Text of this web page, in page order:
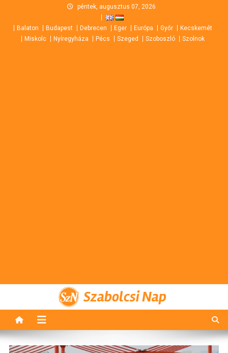
content
péntek, augusztus 07, 2026
Balaton Budapest Debrecen Eger Európa Győr
Kecskemét
Miskolc
Nyíregyháza Pécs Szeged Szoboszló Szolnok
Szabolcsi Nap